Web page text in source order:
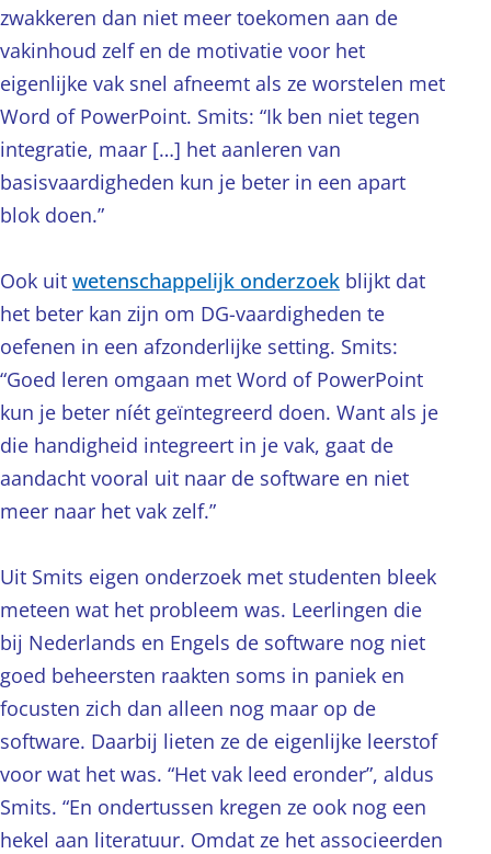
zwakkeren dan niet meer toekomen aan de
vakinhoud zelf en de motivatie voor het
eigenlijke vak snel afneemt als ze worstelen met
Word of PowerPoint. Smits: “Ik ben niet tegen
integratie, maar […] het aanleren van
basisvaardigheden kun je beter in een apart
blok doen.”
Ook uit wetenschappelijk onderzoek blijkt dat
het beter kan zijn om DG-vaardigheden te
oefenen in een afzonderlijke setting. Smits:
“Goed leren omgaan met Word of PowerPoint
kun je beter níét geïntegreerd doen. Want als je
die handigheid integreert in je vak, gaat de
aandacht vooral uit naar de software en niet
meer naar het vak zelf.”
Uit Smits eigen onderzoek met studenten bleek
meteen wat het probleem was. Leerlingen die
bij Nederlands en Engels de software nog niet
goed beheersten raakten soms in paniek en
focusten zich dan alleen nog maar op de
software. Daarbij lieten ze de eigenlijke leerstof
voor wat het was. “Het vak leed eronder”, aldus
Smits. “En ondertussen kregen ze ook nog een
hekel aan literatuur. Omdat ze het associeerden